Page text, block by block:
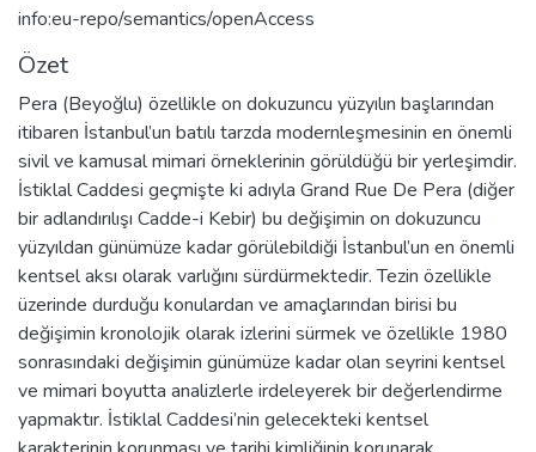
info:eu-repo/semantics/openAccess
Özet
Pera (Beyoğlu) özellikle on dokuzuncu yüzyılın başlarından
itibaren İstanbul’un batılı tarzda modernleşmesinin en önemli
sivil ve kamusal mimari örneklerinin görüldüğü bir yerleşimdir.
İstiklal Caddesi geçmişte ki adıyla Grand Rue De Pera (diğer
bir adlandırılışı Cadde-i Kebir) bu değişimin on dokuzuncu
yüzyıldan günümüze kadar görülebildiği İstanbul’un en önemli
kentsel aksı olarak varlığını sürdürmektedir. Tezin özellikle
üzerinde durduğu konulardan ve amaçlarından birisi bu
değişimin kronolojik olarak izlerini sürmek ve özellikle 1980
sonrasındaki değişimin günümüze kadar olan seyrini kentsel
ve mimari boyutta analizlerle irdeleyerek bir değerlendirme
yapmaktır. İstiklal Caddesi’nin gelecekteki kentsel